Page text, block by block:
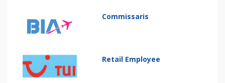
Commissaris
Retail Employee